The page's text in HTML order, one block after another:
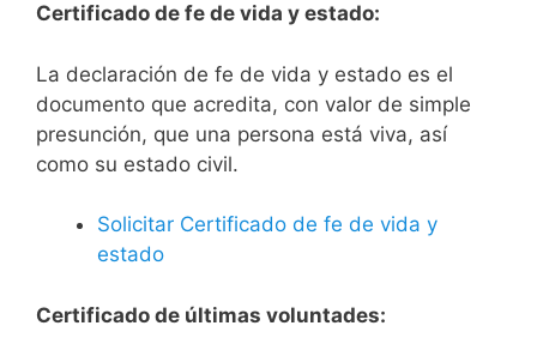
Certificado de fe de vida y estado:
La declaración de fe de vida y estado es el
documento que acredita, con valor de simple
presunción, que una persona está viva, así
como su estado civil.
Solicitar Certificado de fe de vida y
estado
Certificado de últimas voluntades: